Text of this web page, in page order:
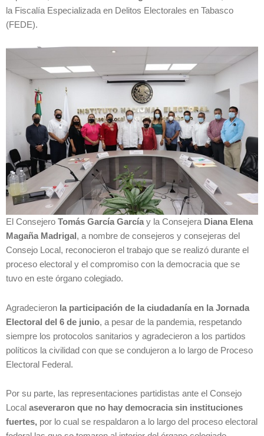
la Fiscalía Especializada en Delitos Electorales en Tabasco
(FEDE).
El Consejero Tomás García García y la Consejera Diana Elena
Magaña Madrigal , a nombre de consejeros y consejeras del
Consejo Local, reconocieron el trabajo que se realizó durante el
proceso electoral y el compromiso con la democracia que se
tuvo en este órgano colegiado.
Agradecieron la participación de la ciudadanía en la Jornada
Electoral del 6 de junio, a pesar de la pandemia, respetando
siempre los protocolos sanitarios y agradecieron a los partidos
políticos la civilidad con que se condujeron a lo largo de Proceso
Electoral Federal.
Por su parte, las representaciones partidistas ante el Consejo
Local aseveraron que no hay democracia sin instituciones
fuertes, por lo cual se respaldaron a lo largo del proceso electoral